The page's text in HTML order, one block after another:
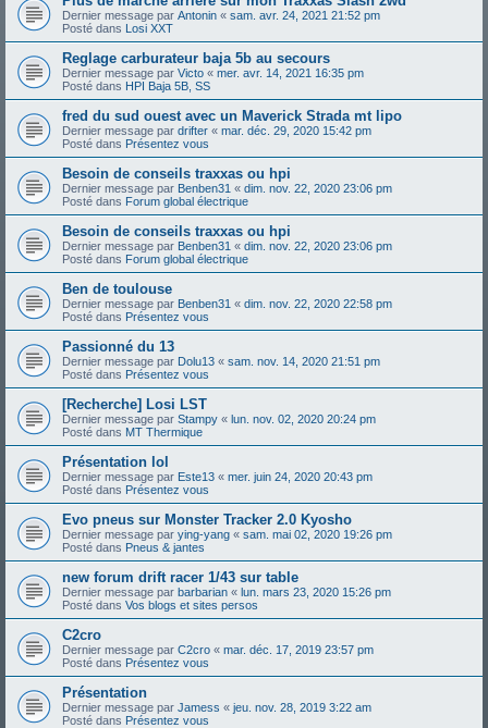
Dernier message par Antonin « sam. avr. 24, 2021 21:52 pm
Posté dans Losi XXT
Reglage carburateur baja 5b au secours
Dernier message par Victo « mer. avr. 14, 2021 16:35 pm
Posté dans HPI Baja 5B, SS
fred du sud ouest avec un Maverick Strada mt lipo
Dernier message par drifter « mar. déc. 29, 2020 15:42 pm
Posté dans Présentez vous
Besoin de conseils traxxas ou hpi
Dernier message par Benben31 « dim. nov. 22, 2020 23:06 pm
Posté dans Forum global électrique
Besoin de conseils traxxas ou hpi
Dernier message par Benben31 « dim. nov. 22, 2020 23:06 pm
Posté dans Forum global électrique
Ben de toulouse
Dernier message par Benben31 « dim. nov. 22, 2020 22:58 pm
Posté dans Présentez vous
Passionné du 13
Dernier message par Dolu13 « sam. nov. 14, 2020 21:51 pm
Posté dans Présentez vous
[Recherche] Losi LST
Dernier message par Stampy « lun. nov. 02, 2020 20:24 pm
Posté dans MT Thermique
Présentation lol
Dernier message par Este13 « mer. juin 24, 2020 20:43 pm
Posté dans Présentez vous
Evo pneus sur Monster Tracker 2.0 Kyosho
Dernier message par ying-yang « sam. mai 02, 2020 19:26 pm
Posté dans Pneus & jantes
new forum drift racer 1/43 sur table
Dernier message par barbarian « lun. mars 23, 2020 15:26 pm
Posté dans Vos blogs et sites persos
C2cro
Dernier message par C2cro « mar. déc. 17, 2019 23:57 pm
Posté dans Présentez vous
Présentation
Dernier message par Jamess « jeu. nov. 28, 2019 3:22 am
Posté dans Présentez vous